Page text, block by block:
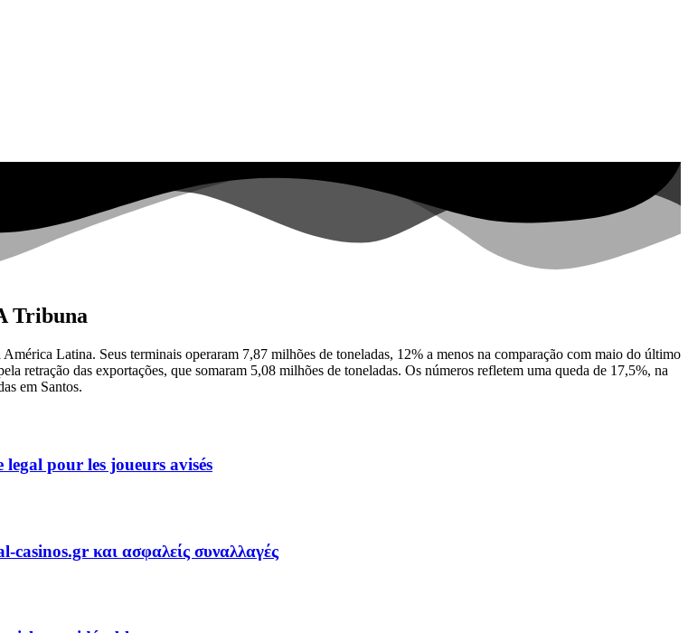
Tribuna
Latina. Seus terminais operaram 7,87 milhões de toneladas, 12% a menos na comparação com maio do último
retração das exportações, que somaram 5,08 milhões de toneladas. Os números refletem uma queda de 17,5%, na
em Santos.
legal pour les joueurs avisés
casinos.gr και ασφαλείς συναλλαγές